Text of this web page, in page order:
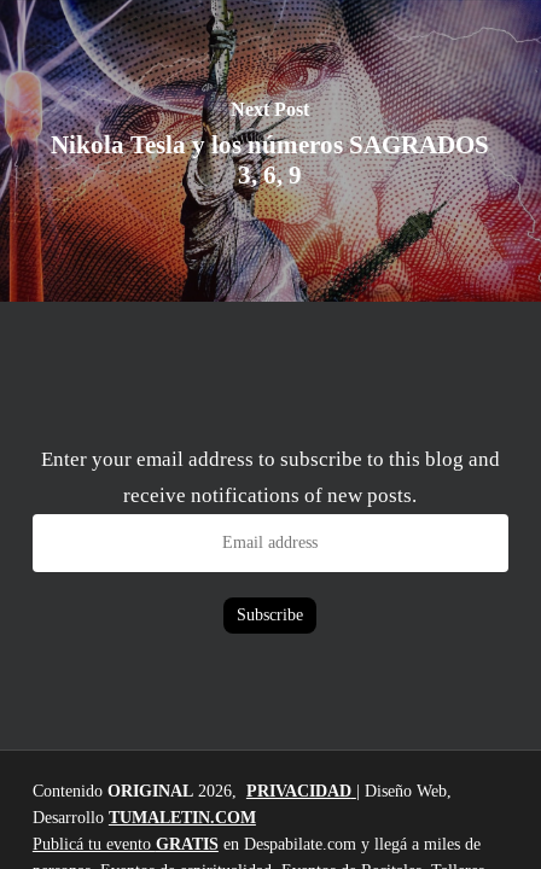
Next Post
Nikola Tesla y los números SAGRADOS
3, 6, 9
Enter your email address to subscribe to this blog and
receive notifications of new posts.
Email
Subscribe
Contenido ORIGINAL2026, PRIVACIDAD
| Diseño Web,
Desarrollo TUMALETIN.COM
Publicá tu evento GRATISen Despabilate.com y llegá a miles de